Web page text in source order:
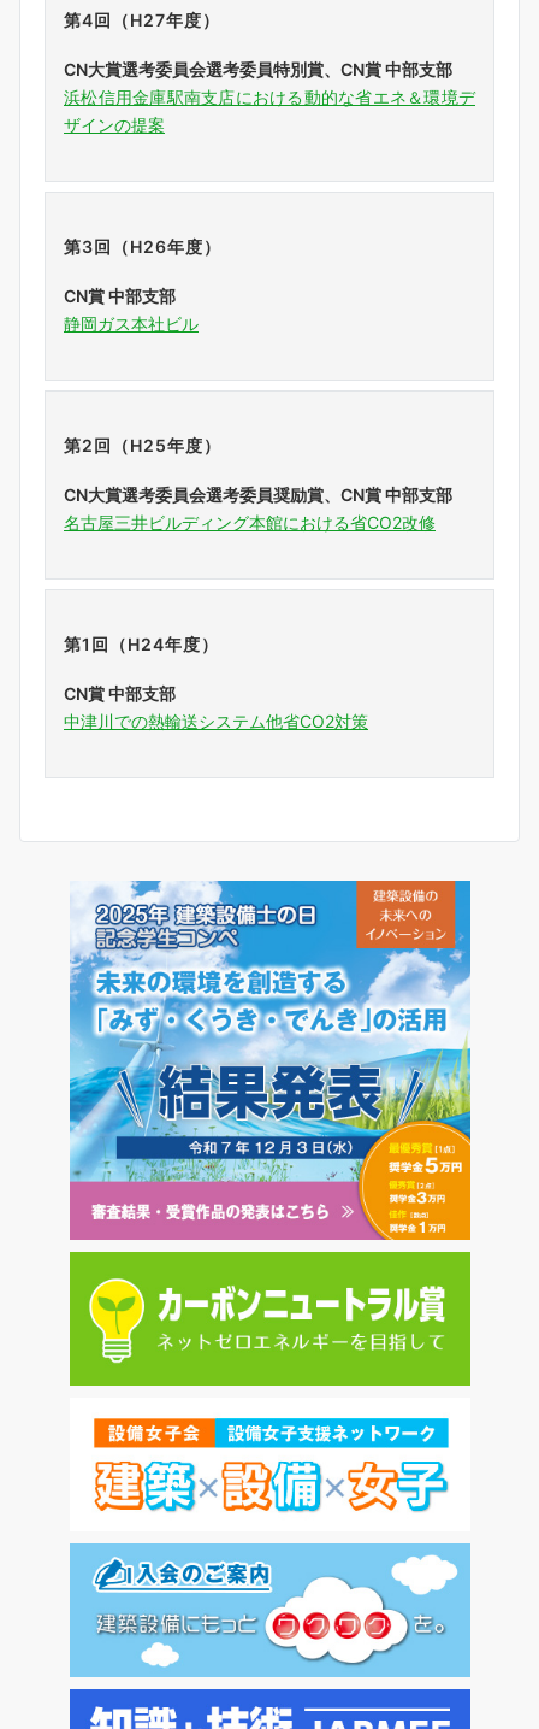
第4回（H27年度）
CN大賞選考委員会選考委員特別賞、CN賞 中部支部
浜松信用金庫駅南支店における動的な省エネ＆環境デ
ザインの提案
第3回（H26年度）
CN賞 中部支部
静岡ガス本社ビル
第2回（H25年度）
CN大賞選考委員会選考委員奨励賞、CN賞 中部支部
名古屋三井ビルディング本館における省CO2改修
第1回（H24年度）
CN賞 中部支部
中津川での熱輸送システム他省CO2対策